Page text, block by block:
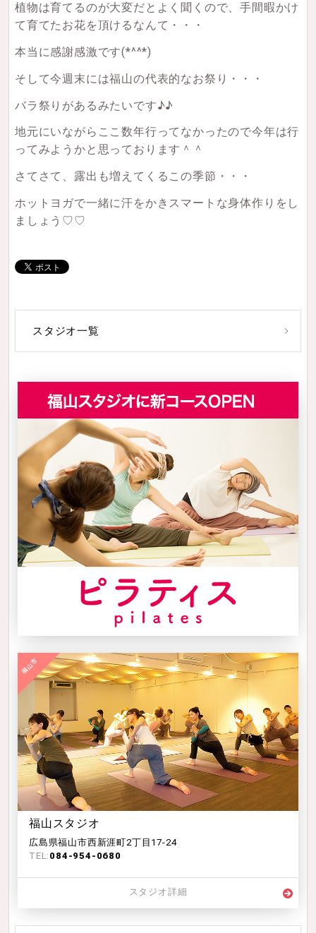
植物は育てるのが大変だとよく聞くので、手間暇かけ
て育てたお花を頂けるなんて・・・
本当に感謝感激です(*^^*)
そして今週末には福山の代表的なお祭り・・・
バラ祭りがあるみたいです♪♪
地元にいながらここ数年行ってなかったので今年は行
ってみようかと思っております＾＾
さてさて、露出も増えてくるこの季節・・・
ホットヨガで一緒に汗をかきスマートな身体作りをし
ましょう♡♡
スタジオ一覧
福山スタジオ
広島県福山市西新涯町2丁目17-24
TEL: 084-954-0680
スタジオ詳細